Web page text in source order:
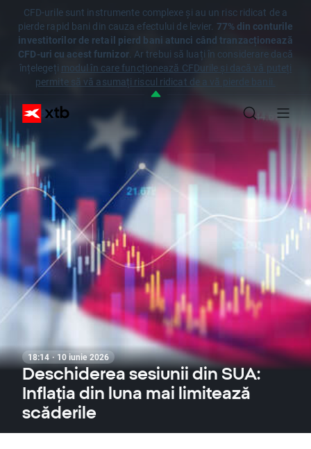
CFD-urile sunt instrumente complexe și au un risc ridicat de a
pierde rapid bani din cauza efectului de levier. 77% din conturile
investitorilor de retail pierd bani atunci când tranzacționează
CFD-uri cu acest furnizor. Ar trebui să luați în considerare dacă
înțelegeți modul în care funcționează CFDurile și dacă vă puteți
permite să vă asumați riscul ridicat de a vă pierde banii.
18:14 · 10 iunie 2026
Deschiderea sesiunii din SUA:
Inflația din luna mai limitează
scăderile